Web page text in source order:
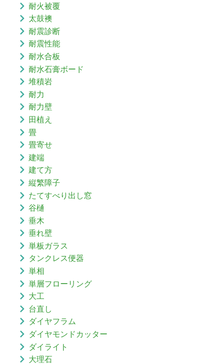
耐火被覆
太鼓襖
耐震診断
耐震性能
耐水合板
耐水石膏ボード
堆積岩
耐力
耐力壁
田植え
畳
畳寄せ
建端
建て方
縦繁障子
たてすべり出し窓
谷樋
垂木
垂れ壁
単板ガラス
タンクレス便器
単相
単層フローリング
大工
台直し
ダイヤフラム
ダイヤモンドカッター
ダイライト
大理石